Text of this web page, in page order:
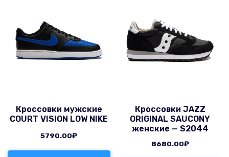
Кроссовки мужские
COURT VISION LOW NIKE
5790.00₽
Кроссовки JAZZ
ORIGINAL SAUCONY
женские — S2044
8680.00₽